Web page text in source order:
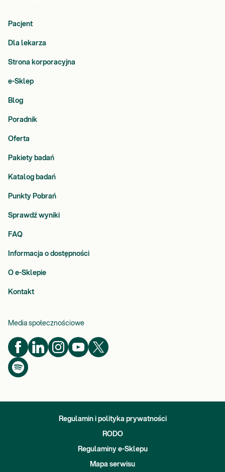
Pacjent
Dla lekarza
Strona korporacyjna
e-Sklep
Blog
Poradnik
Oferta
Pakiety badań
Katalog badań
Punkty Pobrań
Sprawdź wyniki
FAQ
Informacja o dostępności
O e-Sklepie
Kontakt
Media społecznościowe
Regulamin i polityka prywatności
RODO
Regulaminy e-Sklepu
Mapa serwisu